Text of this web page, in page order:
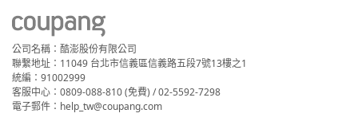
公司名稱：酷澎股份有限公司
聯繫地址：11049 台北市信義區信義路五段7號13樓之1
統編：91002999
客服中心：0809-088-810 (免費) / 02-5592-7298
電子郵件：help_tw@coupang.com